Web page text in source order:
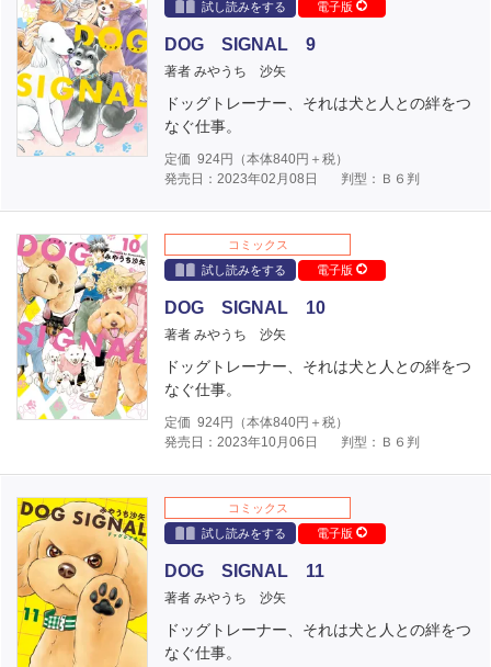
試し読みをする
電子版
DOG SIGNAL 9
著者 みやうち 沙矢
ドッグトレーナー、それは犬と人との絆をつ
なぐ仕事。
定価 924円（本体840円＋税）
発売日：2023年02月08日
判型：Ｂ６判
コミックス
試し読みをする
電子版
DOG SIGNAL 10
著者 みやうち 沙矢
ドッグトレーナー、それは犬と人との絆をつ
なぐ仕事。
定価 924円（本体840円＋税）
発売日：2023年10月06日
判型：Ｂ６判
コミックス
試し読みをする
電子版
DOG SIGNAL 11
著者 みやうち 沙矢
ドッグトレーナー、それは犬と人との絆をつ
なぐ仕事。